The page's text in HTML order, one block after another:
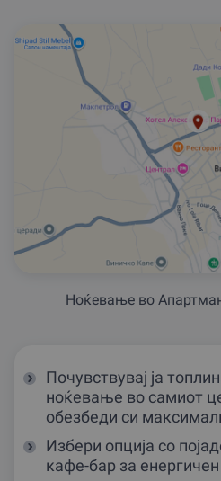
Ноќевање во
Почувствувај ја
ноќевање во самиот
обезбеди си
Избери опција со
кафе-бар за